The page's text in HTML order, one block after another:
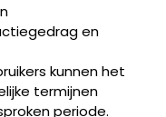
en
kunnen het
termijnen
periode.